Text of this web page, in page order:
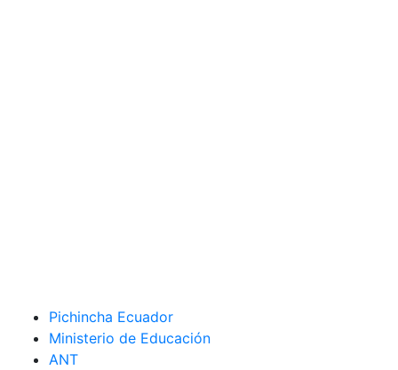
Pichincha Ecuador
Ministerio de Educación
ANT